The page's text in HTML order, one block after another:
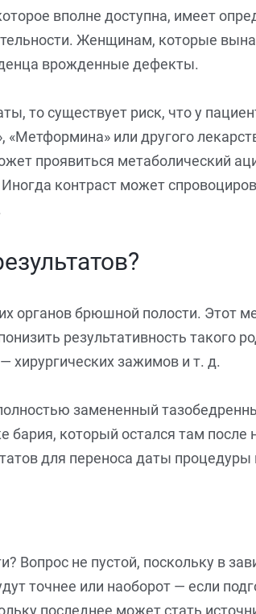
вполне доступна, имеет
Женщинам, которые
врожденные дефекты.
то существует риск, что у
или другого
проявиться метаболический
контраст может
органов брюшной полости. Этот
результативность такого
хирургических зажимов и т. д.
замененный
бария, который остался там
для переноса даты
Вопрос не пустой, поскольку в
точнее или наоборот — если
последнее может стать